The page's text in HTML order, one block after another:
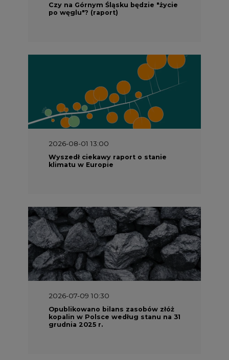
Czy na Górnym Śląsku będzie "życie
po węglu"? (raport)
2026-08-01 13:00
Wyszedł ciekawy raport o stanie
klimatu w Europie
2026-07-09 10:30
Opublikowano bilans zasobów złóż
kopalin w Polsce według stanu na 31
grudnia 2025 r.